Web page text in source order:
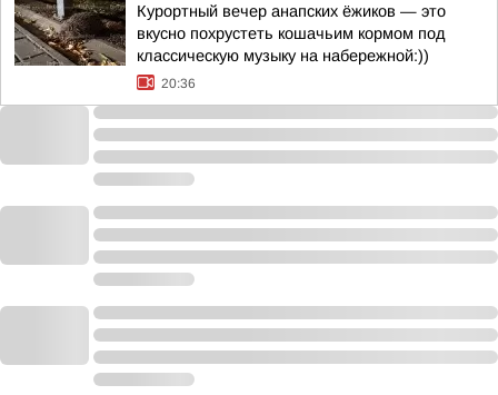
Курортный вечер анапских ёжиков — это
вкусно похрустеть кошачьим кормом под
классическую музыку на набережной:))
20:36